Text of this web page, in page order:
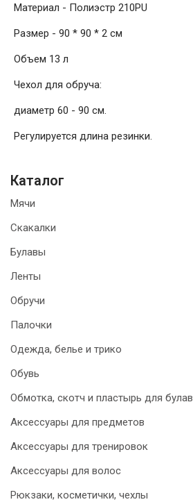
Материал - Полиэстр 210PU
Размер - 90 * 90 * 2 см
Объем 13 л
Чехол для обруча:
диаметр 60 - 90 см.
Регулируется длина резинки.
Каталог
Мячи
Скакалки
Булавы
Ленты
Обручи
Палочки
Одежда, белье и трико
Обувь
Обмотка, скотч и пластырь для булав
Аксессуары для предметов
Аксессуары для тренировок
Аксессуары для волос
Рюкзаки, косметички, чехлы